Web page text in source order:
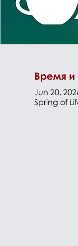
Время
Jun 20,
Spring of